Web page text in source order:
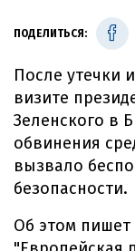
ПОДЕЛИТЬСЯ:
После утечки
визите
Зеленского в
обвинения
вызвало
безопасности.
Об этом пишет